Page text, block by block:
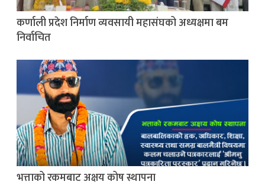
कर्णाली प्रदेश निर्माण व्यवसायी महासंघको अध्यक्षमा बम
निर्वाचित
भत्ताको रकमबाट अक्षय कोष स्थापना